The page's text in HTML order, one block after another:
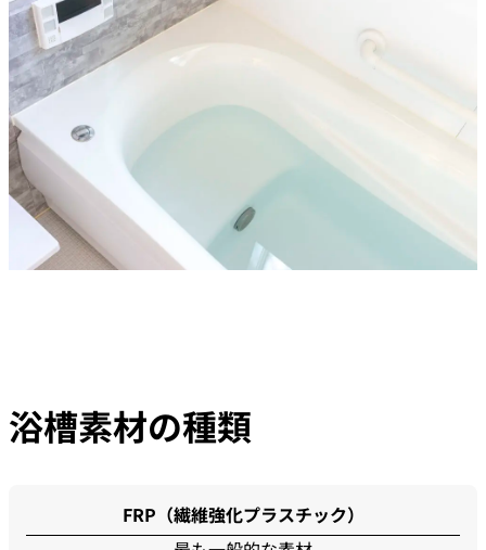
浴槽素材の種類
FRP（繊維強化プラスチック）